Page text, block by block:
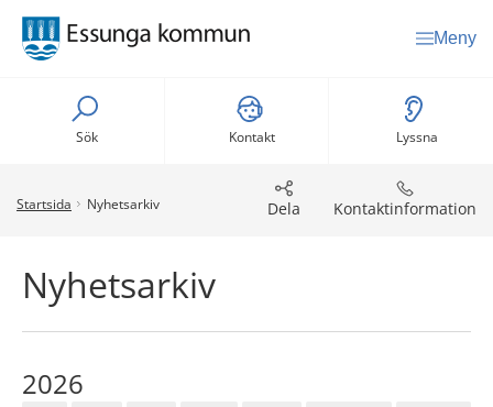
Meny
Sök Kontakt Lyssna
Startsida Nyhetsarkiv Dela Kontaktinformation
Nyhetsarkiv
2026